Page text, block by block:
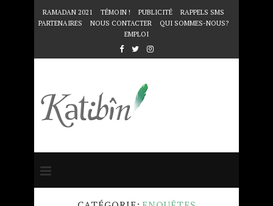
RAMADAN 2021 TÉMOIN ! PUBLICITÉ
RAPPELS SMS
PARTENAIRES
NOUS CONTACTER
QUI SOMMES-NOUS?
EMPLOI
Accueil